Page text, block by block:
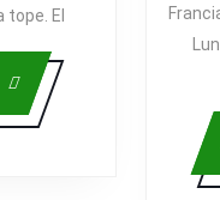
tope. El
Leer
más